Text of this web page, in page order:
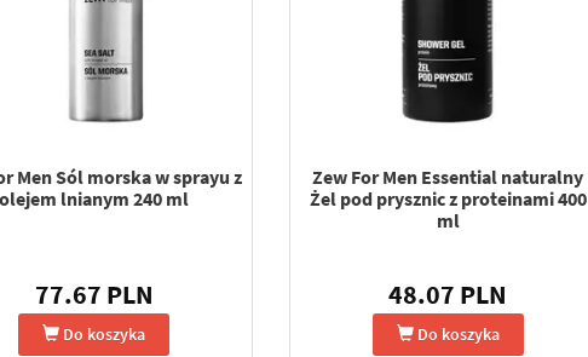
Men Sól morska w sprayu z
olejem lnianym 240 ml
77.67 PLN
Do koszyka
Zew For Men Essential naturalny
Żel pod prysznic z proteinami 400
ml
48.07 PLN
Do koszyka